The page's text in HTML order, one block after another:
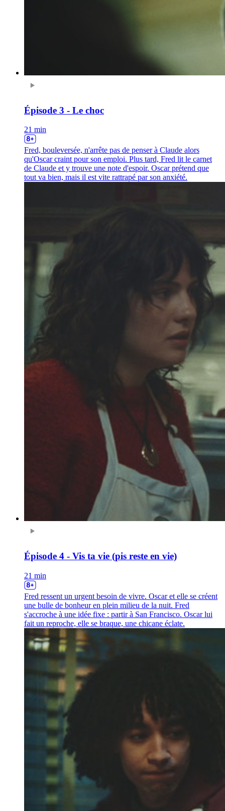
Épisode 3 - Le choc
21 min
Fred, bouleversée, n'arrête pas de penser à Claude alors
qu'Oscar craint pour son emploi. Plus tard, Fred lit le carnet
de Claude et y trouve une note d'espoir. Oscar prétend que
tout va bien, mais il est vite rattrapé par son anxiété.
Épisode 4 - Vis ta vie (pis reste en vie)
21 min
Fred ressent un urgent besoin de vivre. Oscar et elle se créent
une bulle de bonheur en plein milieu de la nuit. Fred
s'accroche à une idée fixe : partir à San Francisco. Oscar lui
fait un reproche, elle se braque, une chicane éclate.